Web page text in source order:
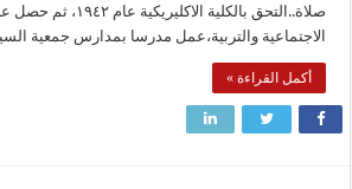
صلاة..التحق بالكلية
الاجتماعية والتربية،عمل مدرسا بمدارس جمعية
أكمل القراءة »